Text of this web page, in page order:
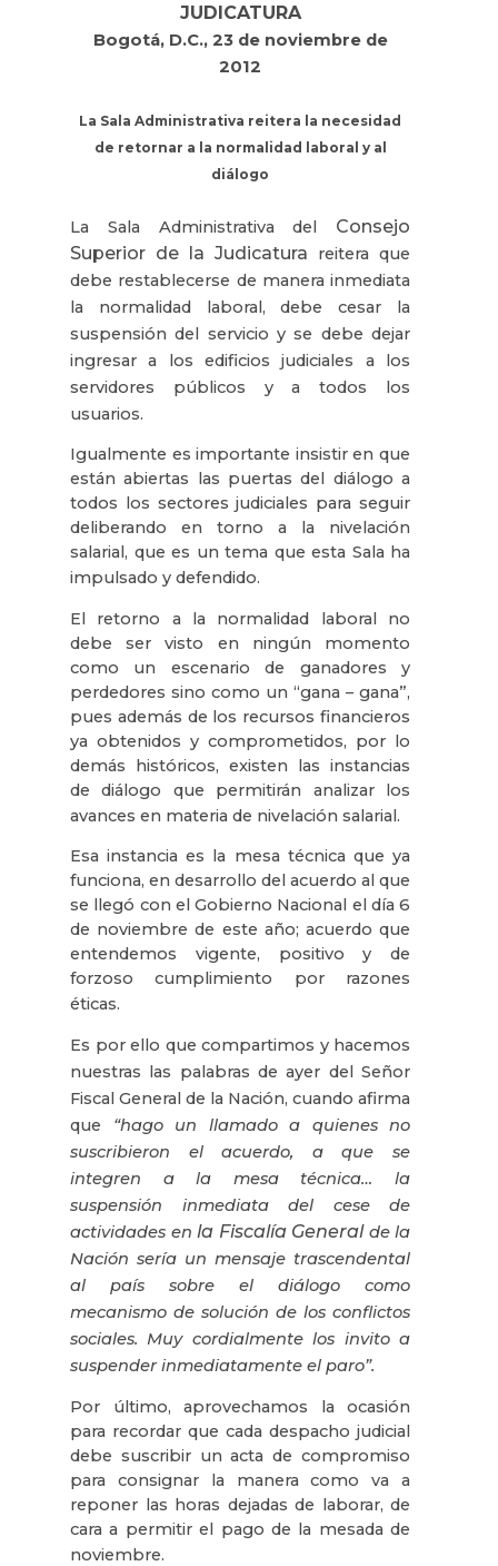
JUDICATURA
Bogotá, D.C., 23 de noviembre de
2012
La Sala Administrativa reitera la necesidad
de retornar a la normalidad laboral y al
diálogo
La Sala Administrativa del Consejo
Superior de la Judicatura reitera que
debe restablecerse de manera inmediata
la normalidad laboral, debe cesar la
suspensión del servicio y se debe dejar
ingresar a los edificios judiciales a los
servidores públicos y a todos los
usuarios.
Igualmente es importante insistir en que
están abiertas las puertas del diálogo a
todos los sectores judiciales para seguir
deliberando en torno a la nivelación
salarial, que es un tema que esta Sala ha
impulsado y defendido.
El retorno a la normalidad laboral no
debe ser visto en ningún momento
como un escenario de ganadores y
perdedores sino como un “gana – gana”,
pues además de los recursos financieros
ya obtenidos y comprometidos, por lo
demás históricos, existen las instancias
de diálogo que permitirán analizar los
avances en materia de nivelación salarial.
Esa instancia es la mesa técnica que ya
funciona, en desarrollo del acuerdo al que
se llegó con el Gobierno Nacional el día 6
de noviembre de este año; acuerdo que
entendemos vigente, positivo y de
forzoso cumplimiento por razones
éticas.
Es por ello que compartimos y hacemos
nuestras las palabras de ayer del Señor
Fiscal General de la Nación, cuando afirma
que “hago un llamado a quienes no
suscribieron el acuerdo, a que se
integren a la mesa técnica… la
suspensión inmediata del cese de
actividades en la Fiscalía Generalde la
Nación sería un mensaje trascendental
al país sobre el diálogo como
mecanismo de solución de los conflictos
sociales. Muy cordialmente los invito a
suspender inmediatamente el paro”.
Por último, aprovechamos la ocasión
para recordar que cada despacho judicial
debe suscribir un acta de compromiso
para consignar la manera como va a
reponer las horas dejadas de laborar, de
cara a permitir el pago de la mesada de
noviembre.